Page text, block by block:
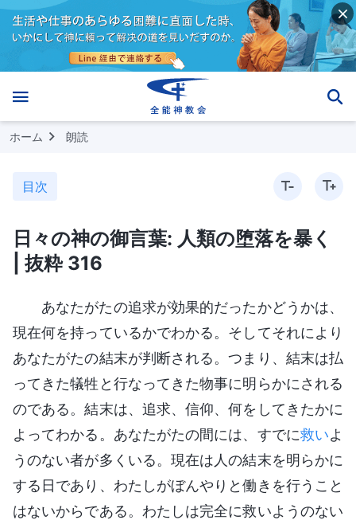
ホーム 朗読
目次
日々の神の御言葉: 人類の堕落を暴く
| 抜粋 316
あなたがたの追求が効果的だったかどうかは、
現在何を持っているかでわかる。そしてそれにより
あなたがたの結末が判断される。つまり、結末は払
ってきた犠牲と行なってきた物事に明らかにされる
のである。結末は、追求、信仰、何をしてきたかに
よってわかる。あなたがたの間には、すでに救いよ
うのない者が多くいる。現在は人の結末を明らかに
する日であり、わたしがぼんやりと働きを行うこと
はないからである。わたしは完全に救いようのない